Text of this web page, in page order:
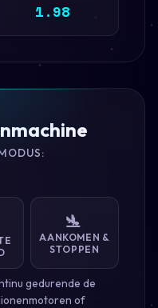
1.98
🛬
AANKOMEN &
STOPPEN
gedurende de
of